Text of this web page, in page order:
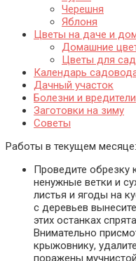
Черешня
Яблоня
Цветы на даче и
Домашние
Цветы для
Календарь
Дачный участок
Болезни и вредители
Заготовки на зиму
Советы
Работы в текущем месяце:
Проведите обрезку
ненужные ветки и
листья и ягоды на
с деревьев
этих останках
Внимательно
крыжовнику,
поражены